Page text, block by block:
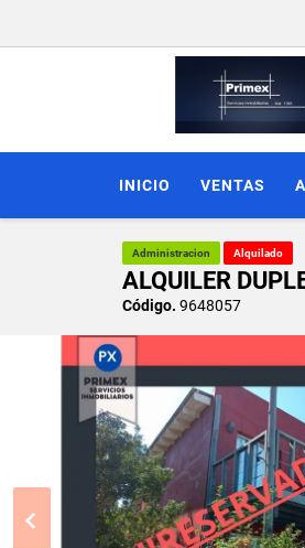
INICIO VENTAS
Administracion Alquilado
ALQUILER
Código. 9648057